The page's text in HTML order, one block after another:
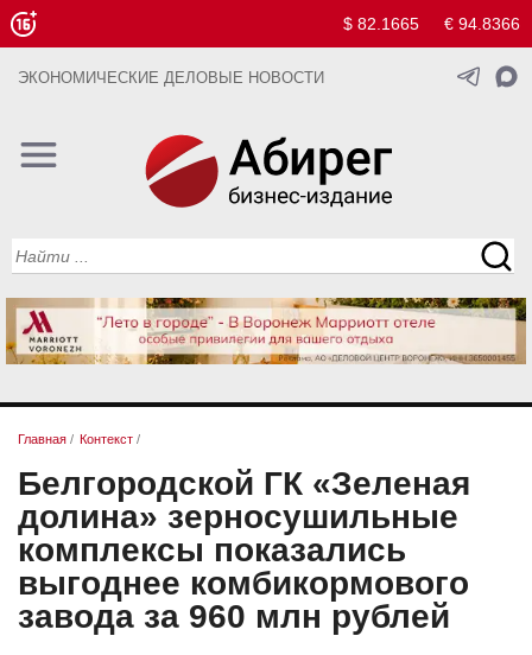
$ 82.1665 € 94.8366
ЭКОНОМИЧЕСКИЕ ДЕЛОВЫЕ НОВОСТИ
Главная / Контекст /
Белгородской ГК «Зеленая
долина» зерносушильные
комплексы показались
выгоднее комбикормового
завода за 960 млн рублей